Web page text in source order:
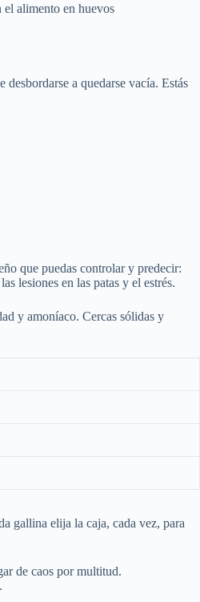
el alimento en huevos
desbordarse a quedarse vacía. Estás
que puedas controlar y predecir:
lesiones en las patas y el estrés.
y amoníaco. Cercas sólidas y
gallina elija la caja, cada vez, para
de caos por multitud.